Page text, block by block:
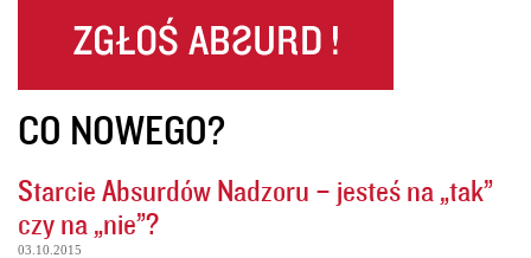
CO NOWEGO?
Starcie Absurdów Nadzoru – jesteś na „tak”
czy na „nie”?
03.10.2015